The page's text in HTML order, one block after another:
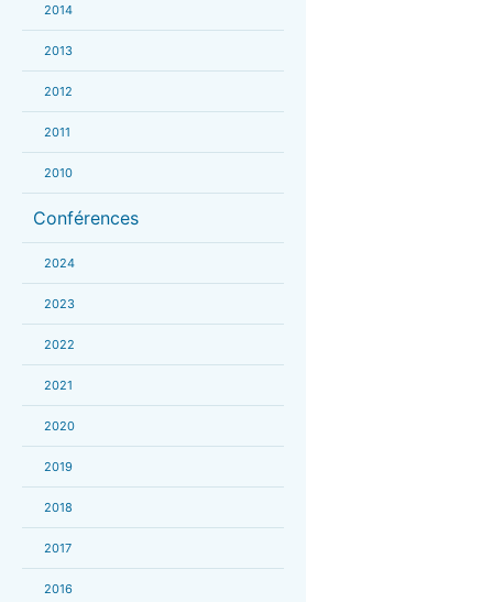
2014
2013
2012
2011
2010
Conférences
2024
2023
2022
2021
2020
2019
2018
2017
2016